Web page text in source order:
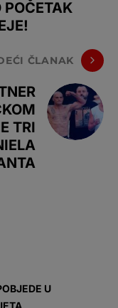
ČLANAK
TRI
U